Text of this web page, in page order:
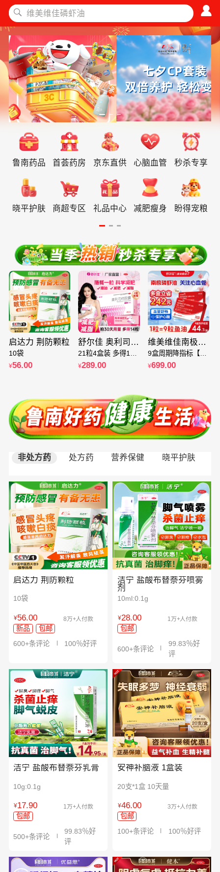
鲁南药品 首荟药房 京东直供 心脑血管 秒杀专享
晓平护肤 商超专区 礼品中心 减肥瘦身 盼得宠粮
-
启达力 荆防颗粒
10袋
¥56.00
舒尔佳 奥利司他胶囊 4盒 减肥 减脂 减重 懒人减肥 科学瘦身 OTC认证减肥
¥289.00
维美维佳南极磷虾油9盒装 5纯南极磷虾油56%海洋磷脂
9盒周期降指标【无效包退】
¥699.00
非处方药 处方药 营养保健 晓平护肤
启达力 荆防颗粒
10袋
¥56.00 8万+人付款
新品
包邮
600+条评论
100％好评
洁宁 盐酸布替萘芬喷雾
剂
10ml:0.1g
¥28.00 1万+人付款
包邮
600+条评论
99.83％好
评
洁宁 盐酸布替萘芬乳膏
10g:0.1g
¥17.90 1万+人付款
包邮
500+条评论
99.83％好
评
安神补脑液 1盒装
20支*1盒 10天量
¥46.00 3万+人付款
包邮
100+条评论
100％好评